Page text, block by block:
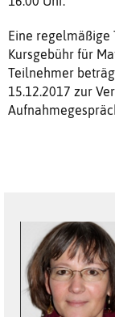
Eine regelmäßige
Kursgebühr für
Teilnehmer
15.12.2017 zur